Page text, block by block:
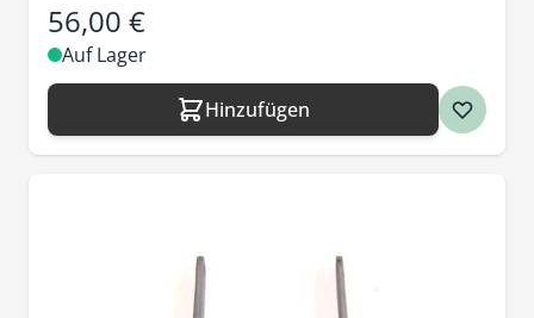
56,00 €
Auf Lager
Hinzufügen